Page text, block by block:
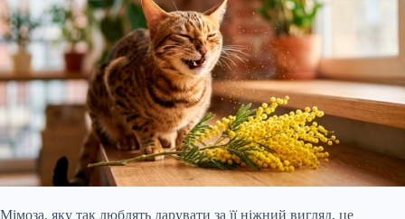
Мімоза, яку так люблять дарувати за її ніжний вигляд, це